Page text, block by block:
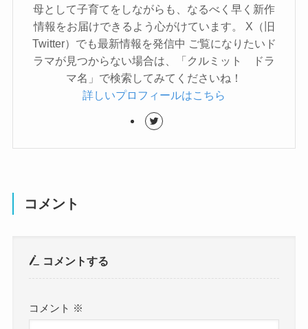
母として子育てをしながらも、なるべく早く新作
情報をお届けできるよう心がけています。 X（旧
Twitter）でも最新情報を発信中 ご覧になりたいド
ラマが見つからない場合は、「クルミット ドラ
マ名」で検索してみてくださいね！
詳しいプロフィールはこちら
コメント
コメントする
コメント ※